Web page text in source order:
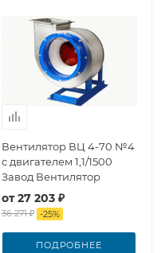
Вентилятор ВЦ 4-70 №4
с двигателем 1,1/1500
Завод Вентилятор
от27 203 ₽
36 271 ₽ -25%
ПОДРОБНЕЕ